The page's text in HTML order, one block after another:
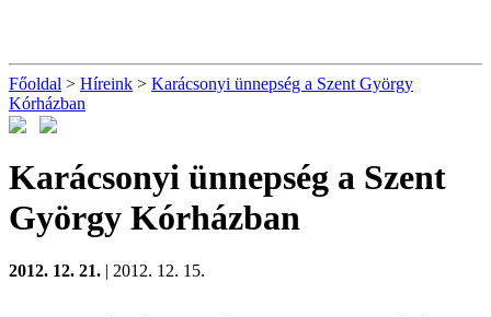
Főoldal > Híreink > Karácsonyi ünnepség a Szent György
Kórházban
Karácsonyi ünnepség a Szent
György Kórházban
2012. 12. 21. | 2012. 12. 15.